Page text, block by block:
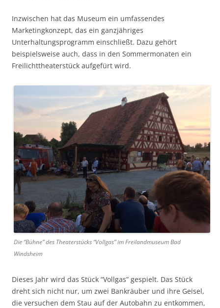
Inzwischen hat das Museum ein umfassendes
Marketingkonzept, das ein ganzjähriges
Unterhaltungsprogramm einschließt. Dazu gehört
beispielsweise auch, dass in den Sommermonaten ein
Freilichttheaterstück aufgefürt wird.
Die “Bühne” des Theaterstücks “Vollgas” im Freilandmuseum Bad
Windsheim
Dieses Jahr wird das Stück “Vollgas” gespielt. Das Stück
dreht sich nicht nur, um zwei Bankräuber und ihre Geisel,
die versuchen dem Stau auf der Autobahn zu entkommen,